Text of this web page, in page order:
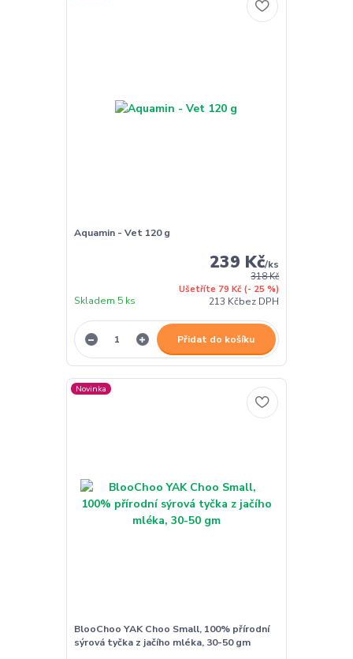
Aquamin - Vet 120 g
318 Kč
Ušetříte 79 Kč (- 25 %)
239 Kč/ks
213 Kčbez DPH
Skladem 5 ks
Přidat do košíku
Novinka
BlooChoo YAK Choo Small, 100% přírodní
sýrová tyčka z jačího mléka, 30-50 gm